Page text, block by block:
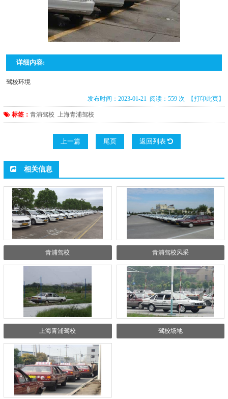
详细内容:
驾校环境
发布时间：2023-01-21 阅读：559 次 【打印此页】
标签： 青浦驾校 上海青浦驾校
上一篇 尾页 返回列表
相关信息
青浦驾校 青浦驾校风采
上海青浦驾校 驾校场地